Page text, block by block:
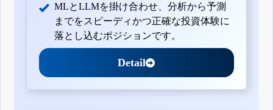
MLとLLMを掛け合わせ、分析から予測
までをスピーディかつ正確な投資体験に
落とし込むポジションです。
Detail